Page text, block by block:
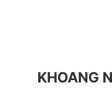
KHOANG